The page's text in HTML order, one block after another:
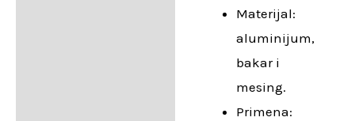
Materijal:
aluminijum,
bakar i
mesing.
Primena: